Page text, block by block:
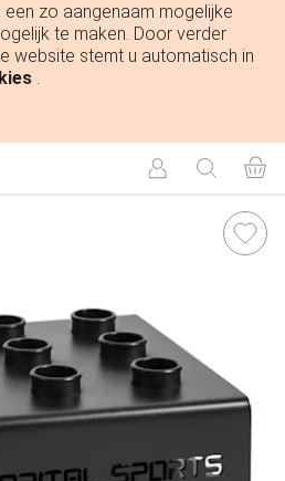
zo aangenaam mogelijke
te maken. Door verder
website stemt u automatisch in
.